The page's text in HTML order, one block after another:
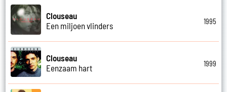
Clouseau
Een miljoen vlinders
1995
Clouseau
Eenzaam hart
1999